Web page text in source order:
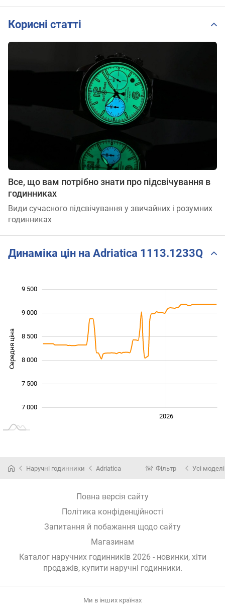
Корисні статті
Все, що вам потрібно знати про підсвічування в
годинниках
Види сучасного підсвічування у звичайних і розумних
годинниках
Динаміка цін на Adriatica 1113.1233Q
Середня ціна
7 000
7 500
8 000
8 500
9 000
9 500
2026
Наручні годинники Adriatica Фільтр Усі моделі
Повна версія сайту
Політика конфіденційності
Запитання й побажання щодо сайту
Магазинам
Каталог наручних годинників 2026 - новинки, хіти
продажів, купити наручні годинники.
Ми в інших країнах